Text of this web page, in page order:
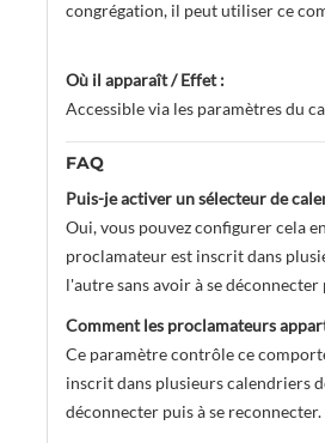
congrégation, il peut utiliser ce
Où il apparaît / Effet :
Accessible via les paramètres du
FAQ
Puis-je activer un sélecteur de
Oui, vous pouvez configurer cela
proclamateur est inscrit dans
l'autre sans avoir à se déconnecter
Comment les proclamateurs
Ce paramètre contrôle ce
inscrit dans plusieurs calendriers
déconnecter puis à se reconnecter.